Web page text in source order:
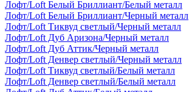
Лофт/Loft Белый Бриллиант/Белый металл
Лофт/Loft Белый Бриллиант/Черный металл
Лофт/Loft Тиквуд светлый/Черный металл
Лофт/Loft Дуб Аризона/Черный металл
Лофт/Loft Дуб Аттик/Черный металл
Лофт/Loft Денвер светлый/Черный металл
Лофт/Loft Тиквуд светлый/Белый металл
Лофт/Loft Денвер светлый/Белый металл